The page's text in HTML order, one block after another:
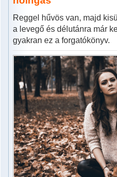
Reggel hűvös van, majd
a levegő és délutánra már
gyakran ez a forgatókönyv.